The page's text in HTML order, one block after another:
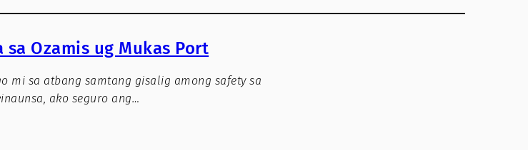
sa Ozamis ug Mukas Port
mi sa atbang samtang gisalig among safety sa
ako seguro ang…